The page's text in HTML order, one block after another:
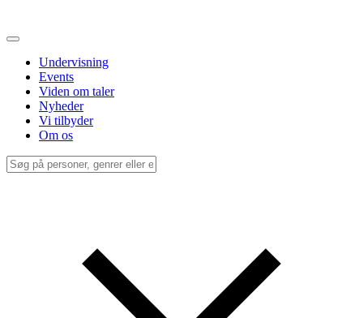
Undervisning
Events
Viden om taler
Nyheder
Vi tilbyder
Om os